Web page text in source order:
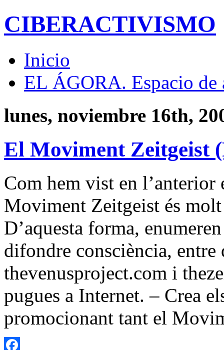
CIBERACTIVISMO
Inicio
EL ÁGORA. Espacio de
lunes, noviembre 16th,
El Moviment Zeitgeist
Com hem vist en l’anterior
Moviment Zeitgeist és
D’aquesta forma,
difondre consciència, entre
thevenusproject.com i
pugues a Internet. – Crea
promocionant tant el